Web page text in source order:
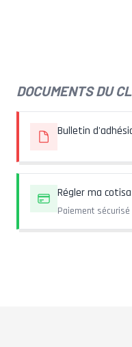
DOCUMENTS DU
Bulletin
Régler ma
Paiement